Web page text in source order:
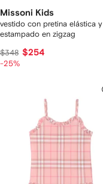
Missoni Kids
vestido con pretina elástica y
estampado en zigzag
$348 $254
-25%